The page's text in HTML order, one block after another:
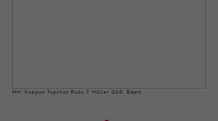
MM: Koepon Topshot Ruby 7, Möller GbR, Baarz